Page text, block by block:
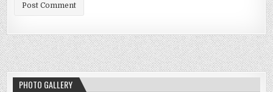
PHOTO GALLERY